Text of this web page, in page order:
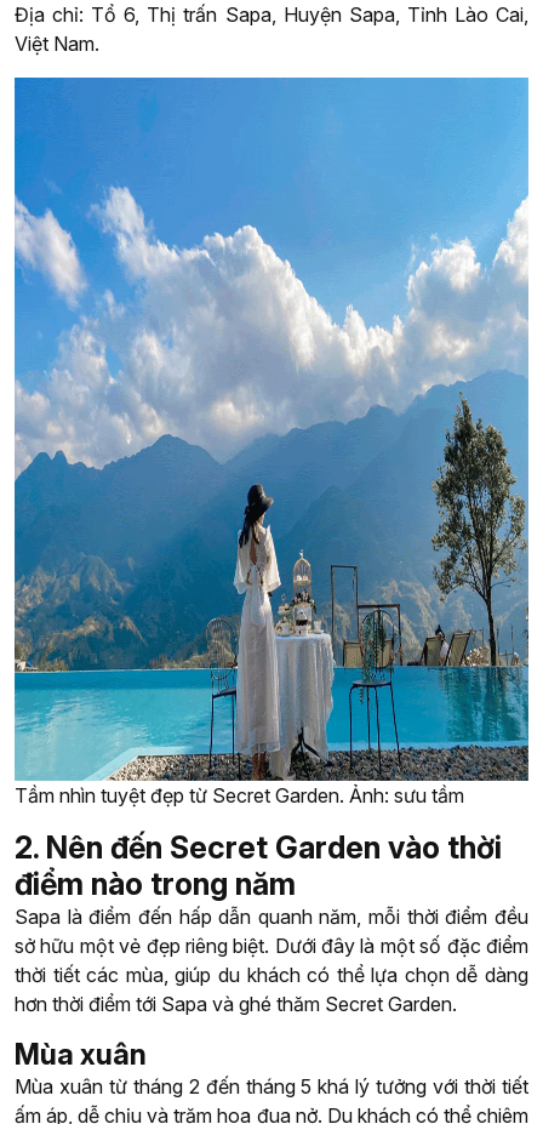
Địa chỉ: Tổ 6, Thị trấn Sapa, Huyện Sapa, Tỉnh Lào Cai,
Việt Nam.
Tầm nhìn tuyệt đẹp từ Secret Garden. Ảnh: sưu tầm
2. Nên đến Secret Garden vào thời
điểm nào trong năm
Sapa là điểm đến hấp dẫn quanh năm, mỗi thời điểm đều
sở hữu một vẻ đẹp riêng biệt. Dưới đây là một số đặc điểm
thời tiết các mùa, giúp du khách có thể lựa chọn dễ dàng
hơn thời điểm tới Sapa và ghé thăm Secret Garden.
Mùa xuân
Mùa xuân từ tháng 2 đến tháng 5 khá lý tưởng với thời tiết
ấm áp, dễ chịu và trăm hoa đua nở. Du khách có thể chiêm